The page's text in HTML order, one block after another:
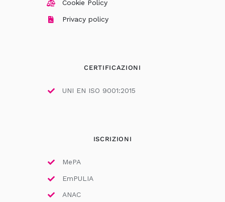
Cookie Policy
Privacy policy
CERTIFICAZIONI
UNI EN ISO 9001:2015
ISCRIZIONI
MePA
EmPULIA
ANAC